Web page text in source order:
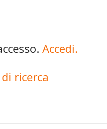
Accedi.
ricerca